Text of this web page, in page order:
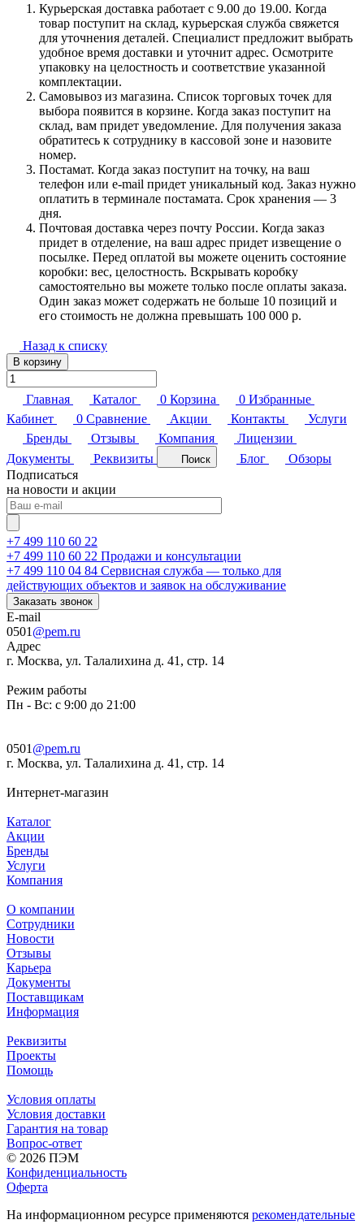
Курьерская доставка работает с 9.00 до 19.00. Когда
товар поступит на склад, курьерская служба свяжется
для уточнения деталей. Специалист предложит выбрать
удобное время доставки и уточнит адрес. Осмотрите
упаковку на целостность и соответствие указанной
комплектации.
Самовывоз из магазина. Список торговых точек для
выбора появится в корзине. Когда заказ поступит на
склад, вам придет уведомление. Для получения заказа
обратитесь к сотруднику в кассовой зоне и назовите
номер.
Постамат. Когда заказ поступит на точку, на ваш
телефон или e-mail придет уникальный код. Заказ нужно
оплатить в терминале постамата. Срок хранения — 3
дня.
Почтовая доставка через почту России. Когда заказ
придет в отделение, на ваш адрес придет извещение о
посылке. Перед оплатой вы можете оценить состояние
коробки: вес, целостность. Вскрывать коробку
самостоятельно вы можете только после оплаты заказа.
Один заказ может содержать не больше 10 позиций и
его стоимость не должна превышать 100 000 р.
Назад к списку
В корзину
Главная Каталог 0 Корзина 0 Избранные
Кабинет
0 Сравнение Акции Контакты
Услуги
Бренды
Отзывы Компания
Лицензии
Документы
Реквизиты Поиск Блог
Обзоры
Подписаться
на новости и акции
+7 499 110 60 22
+7 499 110 60 22 Продажи и консультации
+7 499 110 04 84 Сервисная служба — только для
действующих объектов и заявок на обслуживание
Заказать звонок
E-mail
0501 @pem.ru
Адрес
г. Москва, ул. Талалихина д. 41, стр. 14
Режим работы
Пн - Вс: с 9:00 до 21:00
0501 @pem.ru
г. Москва, ул. Талалихина д. 41, стр. 14
Интернет-магазин
Каталог
Акции
Бренды
Услуги
Компания
О компании
Сотрудники
Новости
Отзывы
Карьера
Документы
Поставщикам
Информация
Реквизиты
Проекты
Помощь
Условия оплаты
Условия доставки
Гарантия на товар
Вопрос-ответ
© 2026 ПЭМ
Конфиденциальность
Оферта
На информационном ресурсе применяются рекомендательные